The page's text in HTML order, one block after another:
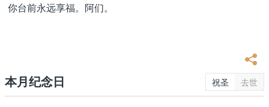
你台前永远享福。阿们。
本月纪念日 祝圣 去世